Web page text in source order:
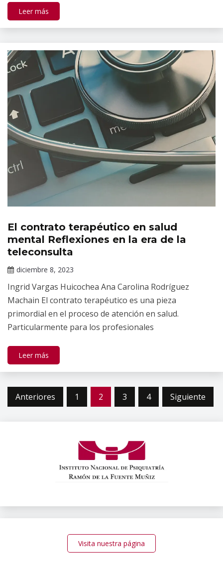
Leer más
Publicaciones
El contrato terapéutico en salud
mental Reflexiones en la era de la
teleconsulta
diciembre 8, 2023
Ramírez
Ingrid Vargas Huicochea Ana Carolina Rodríguez
Machain El contrato terapéutico es una pieza
primordial en el proceso de atención en salud.
Particularmente para los profesionales
Leer más
Paginación
Anteriores 1 2 3 4 Siguiente
Visita nuestra página